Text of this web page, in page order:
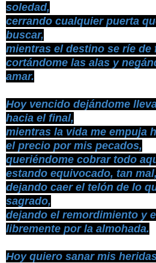
soledad,
cerrando cualquier puerta
buscar,
mientras el destino se ríe de
cortándome las alas y
amar.
Hoy vencido dejándome
hacia el final,
mientras la vida me empuja
el precio por mis pecados,
queriéndome cobrar todo
estando equivocado, tan mal,
dejando caer el telón de lo
sagrado,
dejando el remordimiento y
libremente por la almohada.
Hoy quiero sanar mis